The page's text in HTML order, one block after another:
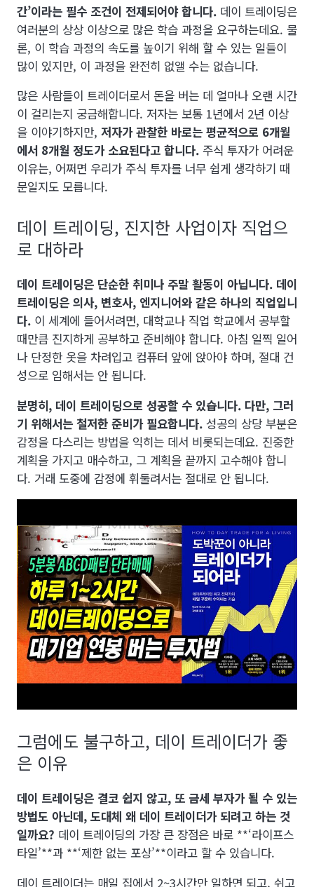
간’이라는 필수 조건이 전제되어야 합니다. 데이 트레이딩은
여러분의 상상 이상으로 많은 학습 과정을 요구하는데요. 물
론, 이 학습 과정의 속도를 높이기 위해 할 수 있는 일들이
많이 있지만, 이 과정을 완전히 없앨 수는 없습니다.
많은 사람들이 트레이더로서 돈을 버는 데 얼마나 오랜 시간
이 걸리는지 궁금해합니다. 저자는 보통 1년에서 2년 이상
을 이야기하지만, 저자가 관찰한 바로는 평균적으로 6개월
에서 8개월 정도가 소요된다고 합니다. 주식 투자가 어려운
이유는, 어쩌면 우리가 주식 투자를 너무 쉽게 생각하기 때
문일지도 모릅니다.
데이 트레이딩, 진지한 사업이자 직업으
로 대하라
데이 트레이딩은 단순한 취미나 주말 활동이 아닙니다. 데이
트레이딩은 의사, 변호사, 엔지니어와 같은 하나의 직업입니
다. 이 세계에 들어서려면, 대학교나 직업 학교에서 공부할
때만큼 진지하게 공부하고 준비해야 합니다. 아침 일찍 일어
나 단정한 옷을 차려입고 컴퓨터 앞에 앉아야 하며, 절대 건
성으로 임해서는 안 됩니다.
분명히, 데이 트레이딩으로 성공할 수 있습니다. 다만, 그러
기 위해서는 철저한 준비가 필요합니다. 성공의 상당 부분은
감정을 다스리는 방법을 익히는 데서 비롯되는데요. 진중한
계획을 가지고 매수하고, 그 계획을 끝까지 고수해야 합니
다. 거래 도중에 감정에 휘둘려서는 절대로 안 됩니다.
그럼에도 불구하고, 데이 트레이더가 좋
은 이유
데이 트레이딩은 결코 쉽지 않고, 또 금세 부자가 될 수 있는
방법도 아닌데, 도대체 왜 데이 트레이더가 되려고 하는 것
일까요? 데이 트레이딩의 가장 큰 장점은 바로 **‘라이프스
타일’**과 **‘제한 없는 포상’**이라고 할 수 있습니다.
데이 트레이더는 매일 집에서 2~3시간만 일하면 되고, 쉬고